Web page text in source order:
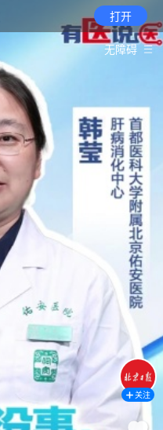
打开
无障碍
关注